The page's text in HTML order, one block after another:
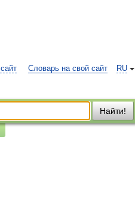
RU
Словарь на свой сайт
Найти!